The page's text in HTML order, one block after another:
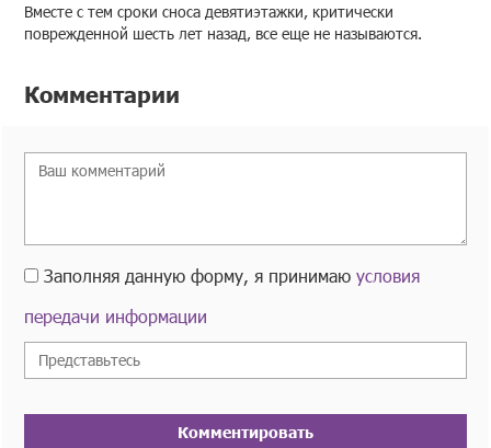
Вместе с тем сроки сноса девятиэтажки, критически
поврежденной шесть лет назад, все еще не называются.
Комментарии
Заполняя данную форму, я принимаюусловия
передачи информации
Комментировать